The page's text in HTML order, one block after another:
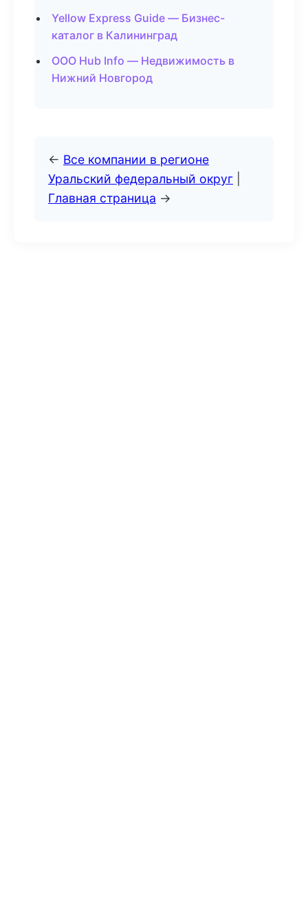
Yellow Express Guide — Бизнес-
каталог в Калининград
ООО Hub Info — Недвижимость в
Нижний Новгород
← Все компании в регионе
Уральский федеральный округ
Главная страница →